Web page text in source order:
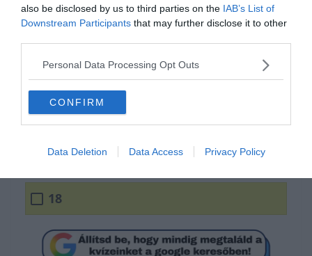
also be disclosed by us to third parties on the IAB’s List of
Downstream Participants that may further disclose it to other
Personal Data Processing Opt Outs
CONFIRM
Data Deletion Data Access Privacy Policy
Mi a megoldás?
4,5
9
18